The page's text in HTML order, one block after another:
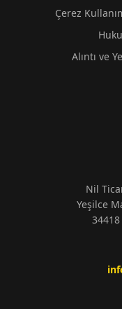
Çerez
Alıntı ve
Nil
Yeşilce